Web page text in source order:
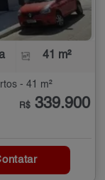
41 m²
- 41 m²
R$ 339.900